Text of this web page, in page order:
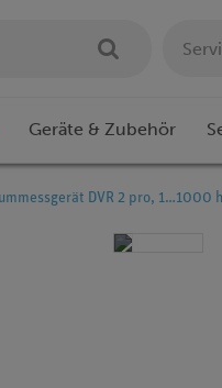
Geräte & Zubehör
DVR 2 pro, 1…1000